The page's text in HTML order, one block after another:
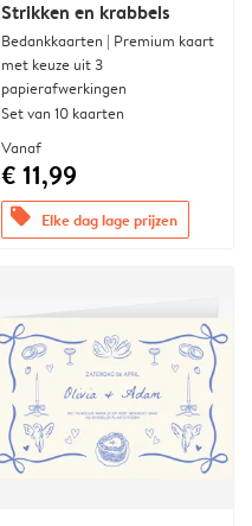
Strikken en krabbels
Bedankkaarten | Premium kaart
met keuze uit 3
papierafwerkingen
Set van 10 kaarten
Vanaf
€ 11,99
offers Elke dag lage prijzen